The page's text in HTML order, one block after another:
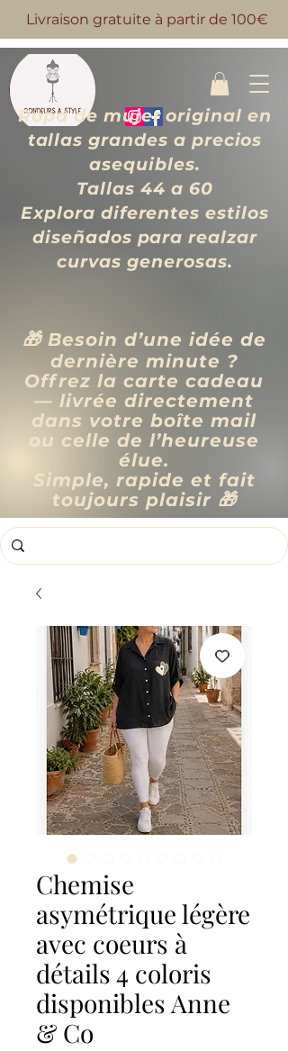
Livraison gratuite à partir de 100€
Ropa de mujer original en
tallas grandes a precios
asequibles.
Tallas 44 a 60
Explora diferentes estilos
diseñados para realzar
curvas generosas.
🎁 Besoin d’une idée de
dernière minute ?
Offrez la carte cadeau
— livrée directement
dans votre boîte mail
ou celle de l’heureuse
élue.
Simple, rapide et fait
toujours plaisir 🎁
Chemise
asymétrique légère
avec coeurs à
détails 4 coloris
disponibles Anne
& Co